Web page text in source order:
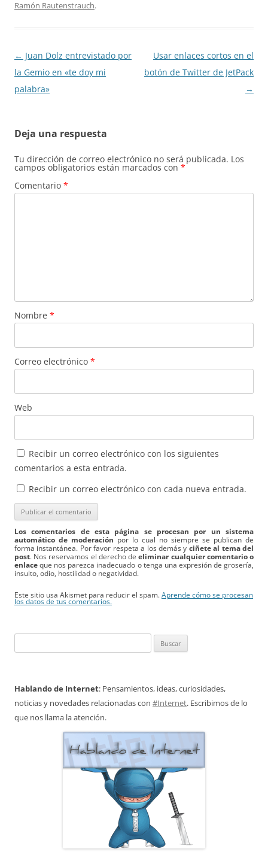
Ramón Rautenstrauch.
Navegación
de
entradas
← Juan Dolz entrevistado por
la Gemio en «te doy mi
palabra»
Usar enlaces cortos en el
botón de Twitter de JetPack
→
Deja una respuesta
Tu dirección de correo electrónico no será publicada. Los
campos obligatorios están marcados con *
Comentario *
Nombre *
Correo electrónico *
Web
Recibir un correo electrónico con los siguientes
comentarios a esta entrada.
Recibir un correo electrónico con cada nueva entrada.
Los comentarios de esta página se procesan por un sistema
automático de moderación por lo cual no siempre se publican de
forma instantánea. Por favor respeta a los demás y ciñete al tema del
post. Nos reservamos el derecho deeliminar cualquier comentario o
enlace que nos parezca inadecuado o tenga una expresión de grosería,
insulto, odio, hostilidad o negatividad.
Este sitio usa Akismet para reducir el spam. Aprende cómo se procesan
los datos de tus comentarios.
Hablando de Internet: Pensamientos, ideas, curiosidades,
noticias y novedades relacionadas con #Internet. Escribimos de lo
que nos llama la atención.